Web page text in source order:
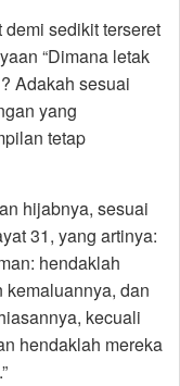
sedikit terseret
“Dimana letak
Adakah sesuai
yang
tetap
hijabnya, sesuai
31, yang artinya:
hendaklah
kemaluannya, dan
kecuali
hendaklah mereka